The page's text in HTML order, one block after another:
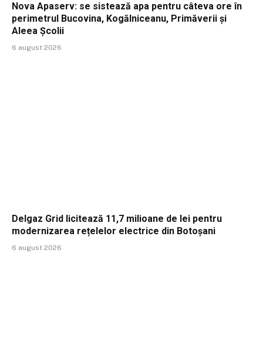
Nova Apaserv: se sistează apa pentru câteva ore în
perimetrul Bucovina, Kogălniceanu, Primăverii și
Aleea Școlii
6 august 2026
Delgaz Grid licitează 11,7 milioane de lei pentru
modernizarea rețelelor electrice din Botoșani
6 august 2026